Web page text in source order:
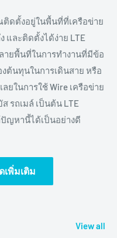
ดตั้งอยู่ในพื้นที่ที่เครือข่าย
และติดตั้งได้ง่าย LTE
ายพื้นที่ในการทำงานที่มีข้อ
ต้นทุนในการเดินสาย หรือ
ยในการใช้ Wire เครือข่าย
รถเมล์ เป็นต้น LTE
ปัญหานี้ได้เป็นอย่างดี
เพิ่มเติม
View all